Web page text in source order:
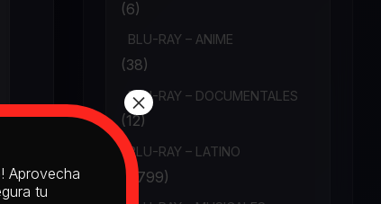
(6)
BLU-RAY – ANIME
(38)
BLU-RAY – DOCUMENTALES
(12)
BLU-RAY – LATINO
(1,799)
Aprovecha
tu
×